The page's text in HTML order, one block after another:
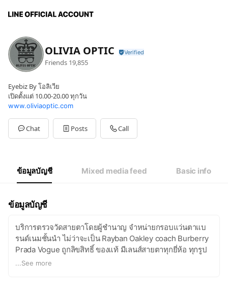
OLIVIA OPTIC
Friends 19,855
Eyebiz By โอลิเวีย
เปิดตั้งแต่ 10.00-20.00 ทุกวัน
www.oliviaoptic.com
Chat Posts Call
ข้อมูลบัญชี Mixed media feed Basic info
ข้อมูลบัญชี
บริการตรวจวัดสายตาโดยผู้ชำนาญ จำหน่ายกรอบแว่นตาแบ
รนด์เนมชั้นนำ ไม่ว่าจะเป็น Rayban Oakley coach Burberry
Prada Vogue ถูกลิขสิทธิ์ ของแท้ มีเลนส์สายตาทุกยี่ห้อ ทุกรูป
แบบ อาทิเช่น Rodenstock Hoya Essilor Nikon Zeiss รับ
...See more